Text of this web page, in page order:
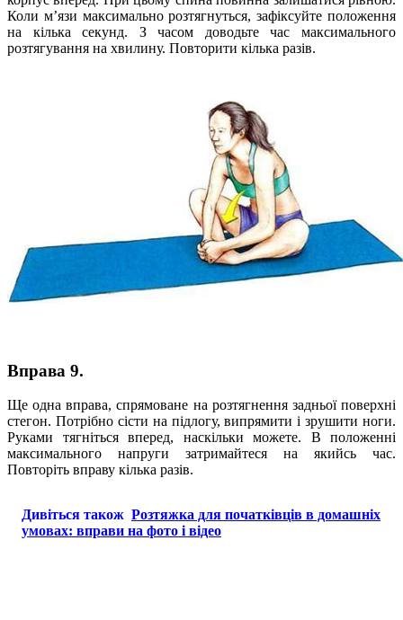
Коли м’язи максимально розтягнуться, зафіксуйте положення
на кілька секунд. З часом доводьте час максимального
розтягування на хвилину. Повторити кілька разів.
Вправа 9.
Ще одна вправа, спрямоване на розтягнення задньої поверхні
стегон. Потрібно сісти на підлогу, випрямити і зрушити ноги.
Руками тягніться вперед, наскільки можете. В положенні
максимального напруги затримайтеся на якийсь час.
Повторіть вправу кілька разів.
Дивіться також Розтяжка для початківців в домашніх
умовах: вправи на фото і відео